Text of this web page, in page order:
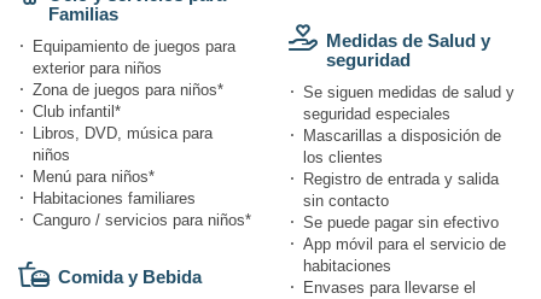
Familias
Equipamiento de juegos para
exterior para niños
Zona de juegos para niños*
Club infantil*
Libros, DVD, música para
niños
Menú para niños*
Habitaciones familiares
Canguro / servicios para niños*
Comida y Bebida
Medidas de Salud y
seguridad
Se siguen medidas de salud y
seguridad especiales
Mascarillas a disposición de
los clientes
Registro de entrada y salida
sin contacto
Se puede pagar sin efectivo
App móvil para el servicio de
habitaciones
Envases para llevarse el